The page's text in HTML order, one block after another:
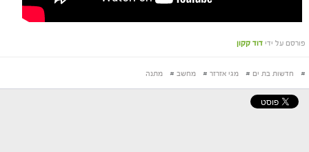
פורסם על ידי דוד קקון
# חדשות בת ים # מגי אזרזר # מחשב # מתנה